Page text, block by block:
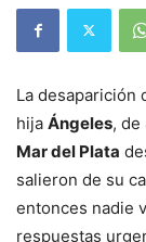
La desaparición
hija Ángeles, de
Mar del Plata
salieron de su
entonces nadie
respuestas